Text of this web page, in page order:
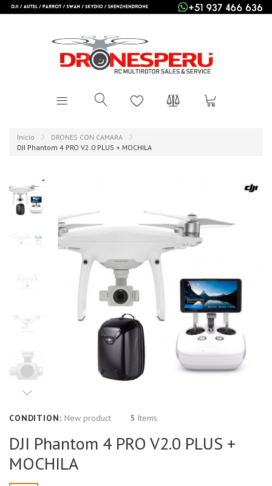
Inicio
DRONES CON CAMARA
DJI Phantom 4 PRO V2.0 PLUS + MOCHILA
CONDITION: New product 5 Items
DJI Phantom 4 PRO V2.0 PLUS +
MOCHILA